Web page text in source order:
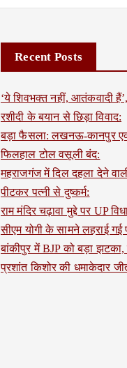
Recent Posts
‘ये शिवभक्त नहीं, आतंकवादी
रशीदी के बयान से छिड़ा विवाद:
बड़ा फैसला: लखनऊ-कानपुर
फिलहाल टोल वसूली बंद:
महराजगंज में दिल दहला देने
पीटकर पत्नी से दुष्कर्म:
राम मंदिर चढ़ावा मुद्दे पर UP
सीएम योगी के सामने लहराई गई
बांकीपुर में BJP को बड़ा
प्रशांत किशोर की धमाकेदार